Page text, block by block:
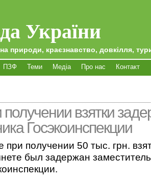
України
природи, краєзнавство, довкілля,
ПЗФ Теми Медіа Про нас Контакт
взятки
Госэкоинспекции
при получении 50 тыс. грн.
был задержан